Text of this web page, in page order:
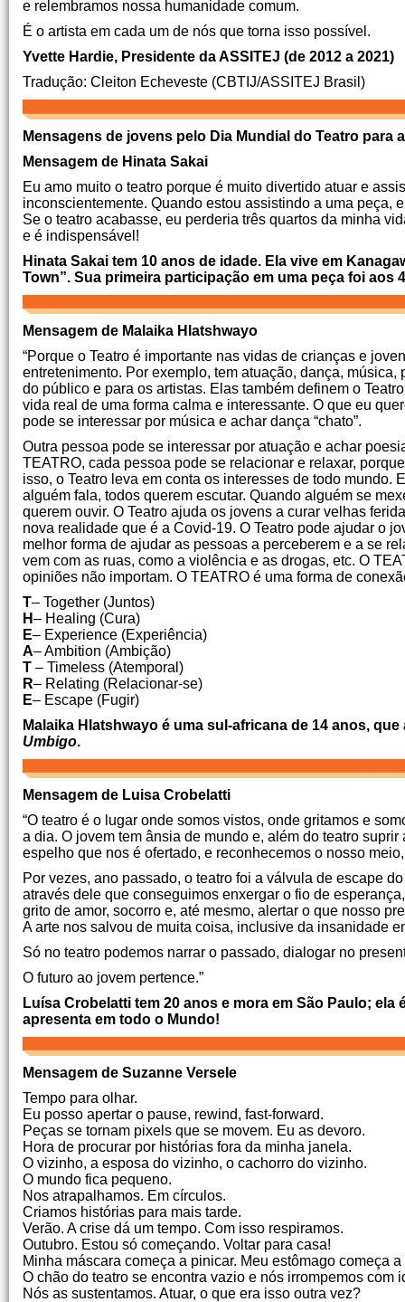
e relembramos nossa humanidade comum.
É o artista em cada um de nós que torna isso possível.
Yvette Hardie, Presidente da ASSITEJ (de 2012 a 2021)
Tradução: Cleiton Echeveste (CBTIJ/ASSITEJ Brasil)
Mensagens de jovens pelo Dia Mundial do Teatro para
Mensagem de Hinata Sakai
Eu amo muito o teatro porque é muito divertido atuar e
inconscientemente. Quando estou assistindo a uma peça,
Se o teatro acabasse, eu perderia três quartos da minha
e é indispensável!
Hinata Sakai tem 10 anos de idade. Ela vive em
Town”. Sua primeira participação em uma peça foi
Mensagem de Malaika Hlatshwayo
“Porque o Teatro é importante nas vidas de crianças e
entretenimento. Por exemplo, tem atuação, dança,
do público e para os artistas. Elas também definem o
vida real de uma forma calma e interessante. O que eu
pode se interessar por música e achar dança “chato”.
Outra pessoa pode se interessar por atuação e achar
TEATRO, cada pessoa pode se relacionar e relaxar,
isso, o Teatro leva em conta os interesses de todo
alguém fala, todos querem escutar. Quando alguém se
querem ouvir. O Teatro ajuda os jovens a curar velhas
nova realidade que é a Covid-19. O Teatro pode ajudar o
melhor forma de ajudar as pessoas a perceberem e a se
vem com as ruas, como a violência e as drogas, etc. O
opiniões não importam. O TEATRO é uma forma de
T– Together (Juntos)
H– Healing (Cura)
E– Experience (Experiência)
A– Ambition (Ambição)
T – Timeless (Atemporal)
R– Relating (Relacionar-se)
E– Escape (Fugir)
Malaika Hlatshwayo é uma sul-africana de 14 anos,
Umbigo.
Mensagem de Luisa Crobelatti
“O teatro é o lugar onde somos vistos, onde gritamos e
a dia. O jovem tem ânsia de mundo e, além do teatro
espelho que nos é ofertado, e reconhecemos o nosso
Por vezes, ano passado, o teatro foi a válvula de escape
através dele que conseguimos enxergar o fio de
grito de amor, socorro e, até mesmo, alertar o que nosso
A arte nos salvou de muita coisa, inclusive da insanidade
Só no teatro podemos narrar o passado, dialogar no
O futuro ao jovem pertence.”
Luísa Crobelatti tem 20 anos e mora em São Paulo;
apresenta em todo o Mundo!
Mensagem de Suzanne Versele
Tempo para olhar.
Eu posso apertar o pause, rewind, fast-forward.
Peças se tornam pixels que se movem. Eu as devoro.
Hora de procurar por histórias fora da minha janela.
O vizinho, a esposa do vizinho, o cachorro do vizinho.
O mundo fica pequeno.
Nos atrapalhamos. Em círculos.
Criamos histórias para mais tarde.
Verão. A crise dá um tempo. Com isso respiramos.
Outubro. Estou só começando. Voltar para casa!
Minha máscara começa a pinicar. Meu estômago começa a
O chão do teatro se encontra vazio e nós irrompemos com
Nós as sustentamos. Atuar, o que era isso outra vez?